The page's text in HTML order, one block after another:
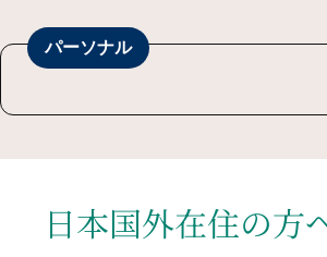
パーソナル
日本国外在住の方